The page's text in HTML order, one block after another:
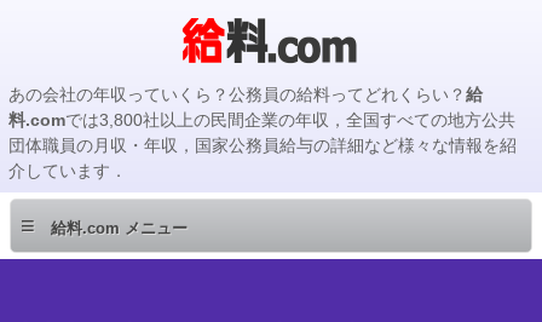
あの会社の年収っていくら？公務員の給料ってどれくらい？給
料.comでは3,800社以上の民間企業の年収，全国すべての地方公共
団体職員の月収・年収，国家公務員給与の詳細など様々な情報を紹
介しています．
≡ 給料.com メニュー